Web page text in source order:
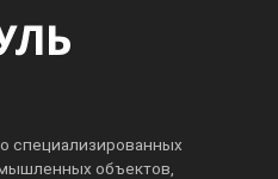
специализированных
объектов,